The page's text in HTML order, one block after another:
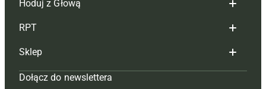
Redakcja
Reklama
Tagi
Mapa serwisu
Hoduj z Głową
Hoduj z głową bydło
Hoduj z głową świnie
Prenumerata
RPT
Redakcja
Prenumerata
Sklep
Czasopisma i prenumerata
Dołącz do newslettera